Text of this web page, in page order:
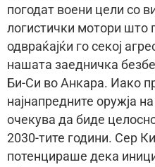
погодат воени цели со
логистички мотори што
одвраќајќи го секој
нашата заедничка
Би-Си во Анкара. Иако
најнапредните оружја
очекува да биде
2030-тите години. Сер
потенцираше дека